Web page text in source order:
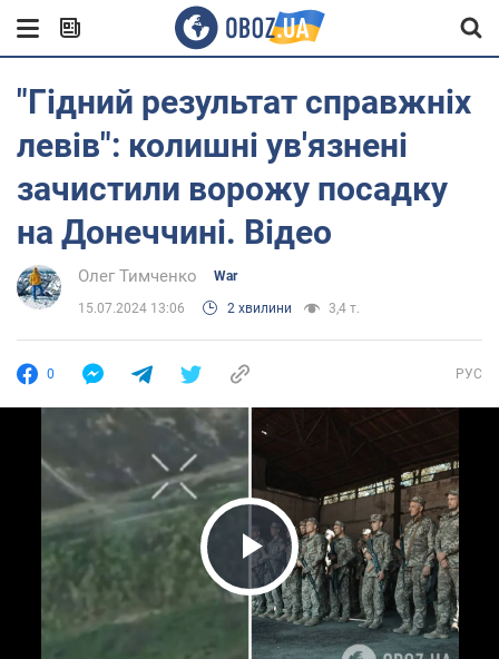
"Гідний результат справжніх
левів": колишні ув'язнені
зачистили ворожу посадку
на Донеччині. Відео
Олег Тимченко War
15.07.2024 13:06 2 хвилини 3,4 т.
0 РУС
Play Video